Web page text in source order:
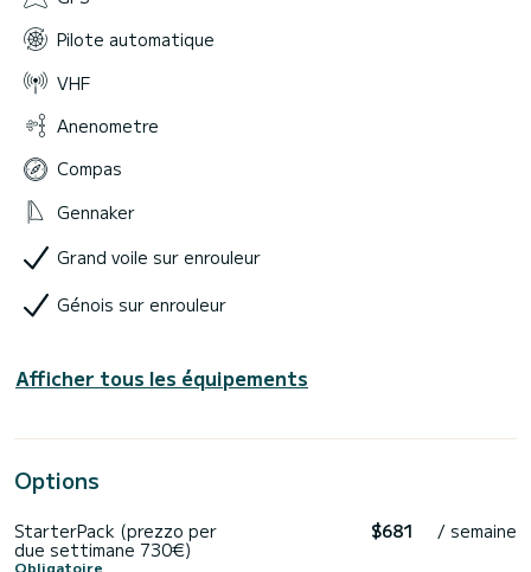
Pilote automatique
VHF
Anenometre
Compas
Gennaker
Grand voile sur enrouleur
Génois sur enrouleur
Afficher tous les équipements
Options
StarterPack (prezzo per
due settimane 730€)
Obligatoire
$681 / semaine